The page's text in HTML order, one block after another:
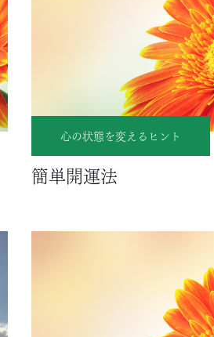
心の状態を変えるヒント
簡単開運法